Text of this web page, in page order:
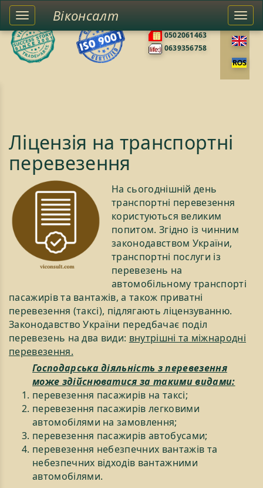
0502061463
0639356758
Toggle
left
sidebar
Віконсалт
Ліцензія на транспортні
перевезення
На сьогоднішній день
транспортні перевезення
користуються великим
попитом. Згідно із чинним
законодавством України,
транспортні послуги із
перевезень на
автомобільному транспорті
пасажирів та вантажів, а також приватні
перевезення (таксі), підлягають ліцензуванню.
Законодавство України передбачає поділ
перевезень на два види: внутрішні та міжнародні
перевезення.
Господарська діяльність з перевезення
може здійснюватися за такими видами:
перевезення пасажирів на таксі;
перевезення пасажирів легковими
автомобілями на замовлення;
перевезення пасажирів автобусами;
перевезення небезпечних вантажів та
небезпечних відходів вантажними
автомобілями.